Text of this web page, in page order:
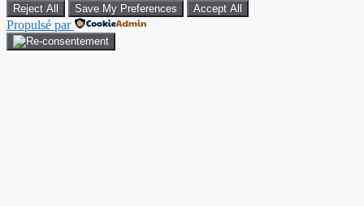
Reject All Save My Preferences Accept All
Propulsé par